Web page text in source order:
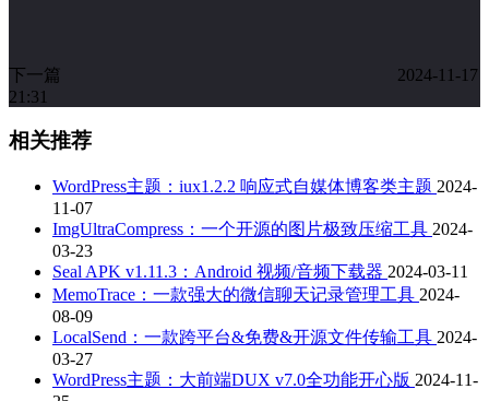
下一篇
2024-11-17
21:31
相关推荐
WordPress主题：iux1.2.2 响应式自媒体博客类主题 2024-
11-07
ImgUltraCompress：一个开源的图片极致压缩工具 2024-
03-23
Seal APK v1.11.3：Android 视频/音频下载器 2024-03-11
MemoTrace：一款强大的微信聊天记录管理工具 2024-
08-09
LocalSend：一款跨平台&免费&开源文件传输工具 2024-
03-27
WordPress主题：大前端DUX v7.0全功能开心版 2024-11-